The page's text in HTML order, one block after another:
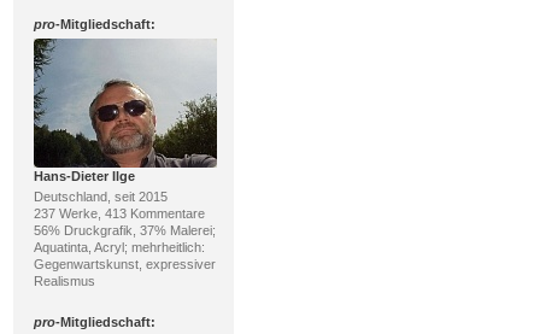
pro-Mitgliedschaft:
Hans-Dieter Ilge
Deutschland, seit 2015
237 Werke, 413 Kommentare
56% Druckgrafik, 37% Malerei;
Aquatinta, Acryl; mehrheitlich:
Gegenwartskunst, expressiver
Realismus
pro-Mitgliedschaft: